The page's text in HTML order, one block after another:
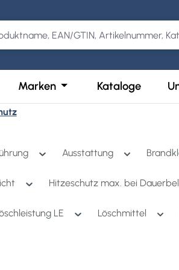
Kategorie Produkte
oder Schließe das Dropdown der
Marken Öffne oder Schließe das
Kataloge
Ausstattung
Hitzeschutz max. bei
LE Löschmittel